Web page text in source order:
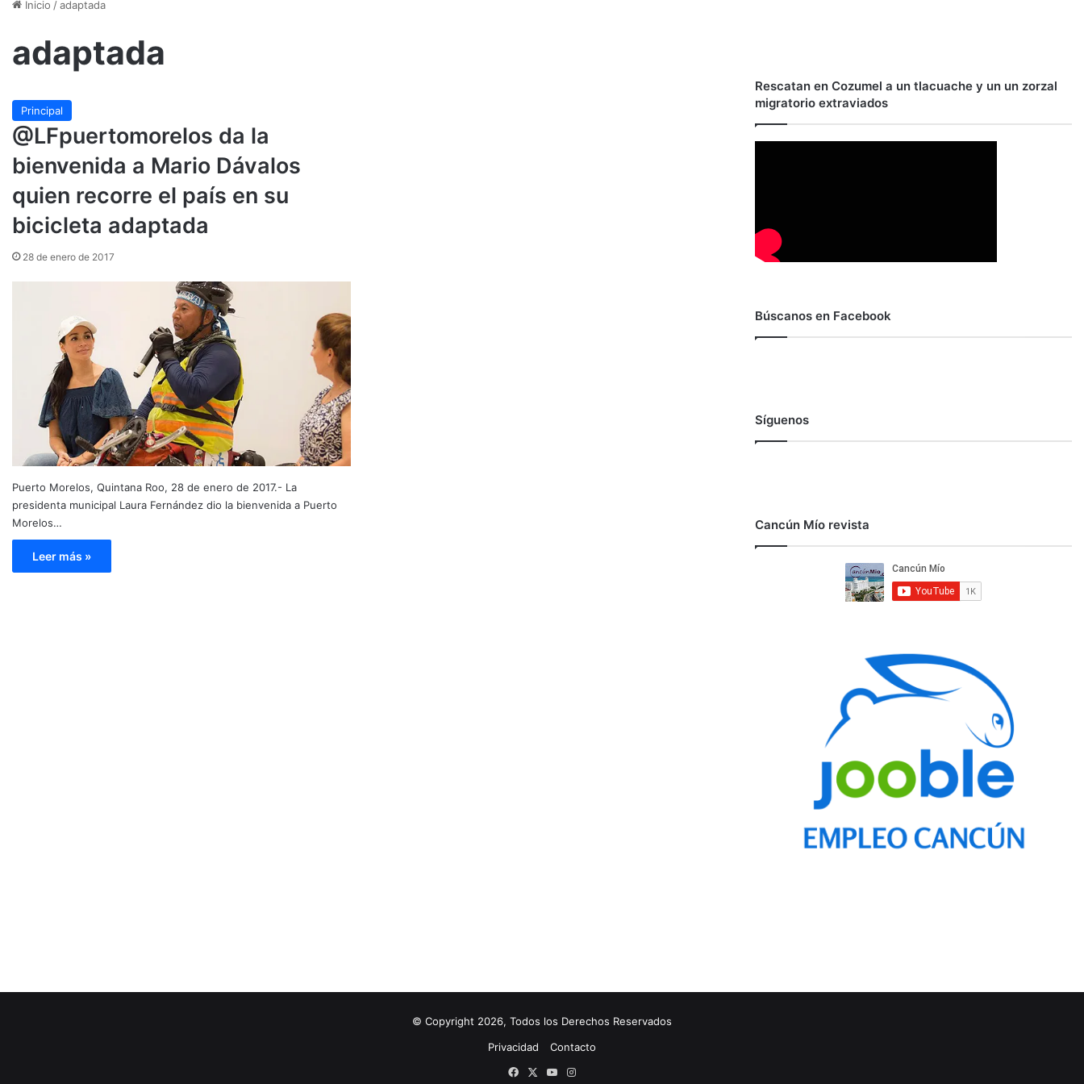
Inicio /adaptada
adaptada
Principal
@LFpuertomorelos da la
bienvenida a Mario Dávalos
quien recorre el país en su
bicicleta adaptada
28 de enero de 2017
Puerto Morelos, Quintana Roo, 28 de enero de 2017.- La
presidenta municipal Laura Fernández dio la bienvenida a Puerto
Morelos…
Leer más »
Rescatan en Cozumel a un tlacuache y un un zorzal
migratorio extraviados
Búscanos en Facebook
Síguenos
Cancún Mío revista
© Copyright 2026, Todos los Derechos Reservados
Privacidad
Contacto
FacebookYouTubeInstagram